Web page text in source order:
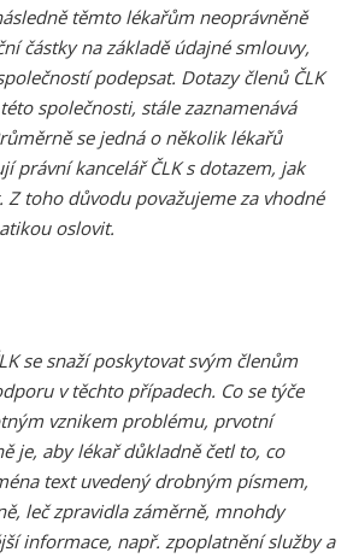
těmto lékařům neoprávněně
částky na základě údajné smlouvy,
podepsat. Dotazy členů ČLK
společnosti, stále zaznamenává
se jedná o několik lékařů
právní kancelář ČLK s dotazem, jak
Z toho důvodu považujeme za vhodné
oslovit.
se snaží poskytovat svým členům
v těchto případech. Co se týče
vznikem problému, prvotní
je, aby lékař důkladně četl to, co
text uvedený drobným písmem,
leč zpravidla záměrně, mnohdy
informace, např. zpoplatnění služby a